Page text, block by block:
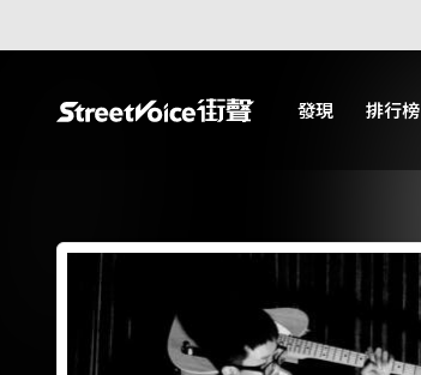
發現 排行榜